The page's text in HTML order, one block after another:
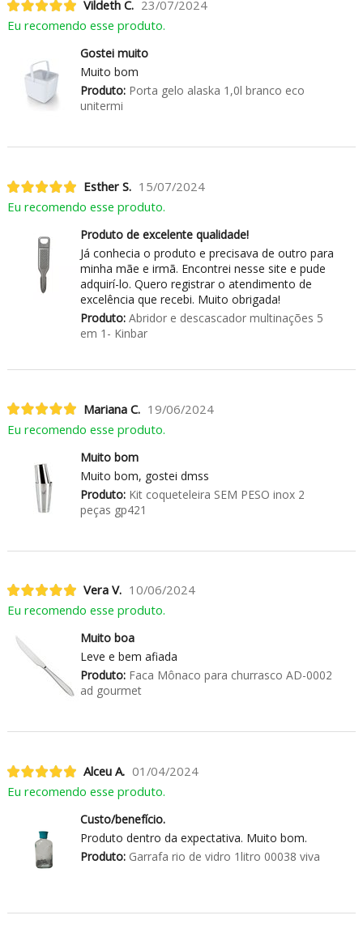
Vildeth C. 23/07/2024
Eu recomendo esse produto.
Gostei muito
Muito bom
Produto:Porta gelo alaska 1,0l branco eco
unitermi
Esther S. 15/07/2024
Eu recomendo esse produto.
Produto de excelente qualidade!
Já conhecia o produto e precisava de outro para
minha mãe e irmã. Encontrei nesse site e pude
adquirí-lo. Quero registrar o atendimento de
excelência que recebi. Muito obrigada!
Produto:Abridor e descascador multinações 5
em 1- Kinbar
Mariana C. 19/06/2024
Eu recomendo esse produto.
Muito bom
Muito bom, gostei dmss
Produto:Kit coqueteleira SEM PESO inox 2
peças gp421
Vera V. 10/06/2024
Eu recomendo esse produto.
Muito boa
Leve e bem afiada
Produto:Faca Mônaco para churrasco AD-0002
ad gourmet
Alceu A. 01/04/2024
Eu recomendo esse produto.
Custo/benefício.
Produto dentro da expectativa. Muito bom.
Produto:Garrafa rio de vidro 1litro 00038 viva